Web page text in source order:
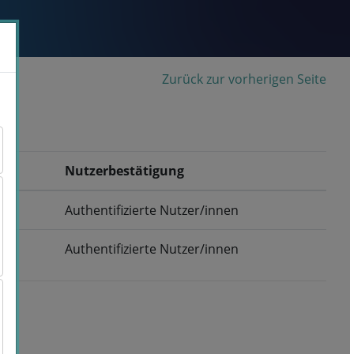
Zurück zur vorherigen Seite
Nutzerbestätigung
Authentifizierte Nutzer/innen
Authentifizierte Nutzer/innen